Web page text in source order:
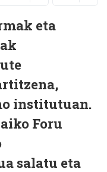
eta
institutuan.
Foru
salatu eta